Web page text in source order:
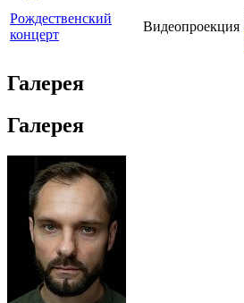
Рождественский
концерт
Видеопроекция
Галерея
Галерея